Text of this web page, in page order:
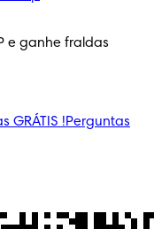
e ganhe fraldas
GRÁTIS !Perguntas